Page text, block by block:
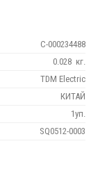
С-000234488
кг.
0.028
TDM Electric
КИТАЙ
1уп.
SQ0512-0003